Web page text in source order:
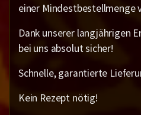
einer Mindestbestellmenge
Dank unserer langjährigen
bei uns absolut sicher!
Schnelle, garantierte
Kein Rezept nötig!